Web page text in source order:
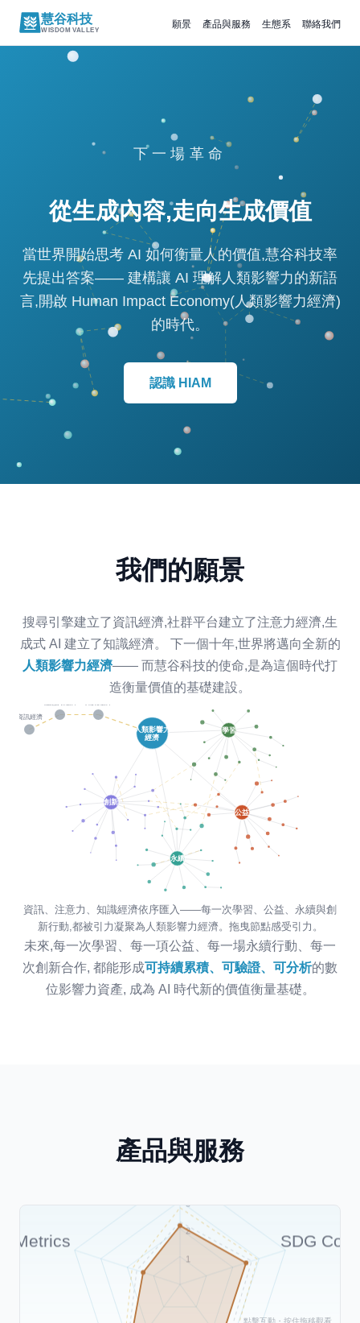
慧谷科技
WISDOM VALLEY
願景 產品與服務 生態系 聯絡我們
下一場革命
從生成內容,走向生成價值
當世界開始思考 AI 如何衡量人的價值,慧谷科技率
先提出答案—— 建構讓 AI 理解人類影響力的新語
言,開啟 Human Impact Economy(人類影響力經濟)
的時代。
認識 HIAM
我們的願景
搜尋引擎建立了資訊經濟,社群平台建立了注意力經濟,生
成式 AI 建立了知識經濟。 下一個十年,世界將邁向全新的
人類影響力經濟—— 而慧谷科技的使命,是為這個時代打
造衡量價值的基礎建設。
資訊、注意力、知識經濟依序匯入——每一次學習、公益、永續與創
新行動,都被引力凝聚為人類影響力經濟。拖曳節點感受引力。
未來,每一次學習、每一項公益、每一場永續行動、每一
次創新合作, 都能形成可持續累積、可驗證、可分析的數
位影響力資產, 成為 AI 時代新的價值衡量基礎。
產品與服務
1
2
Action Depth
SDG
Metrics